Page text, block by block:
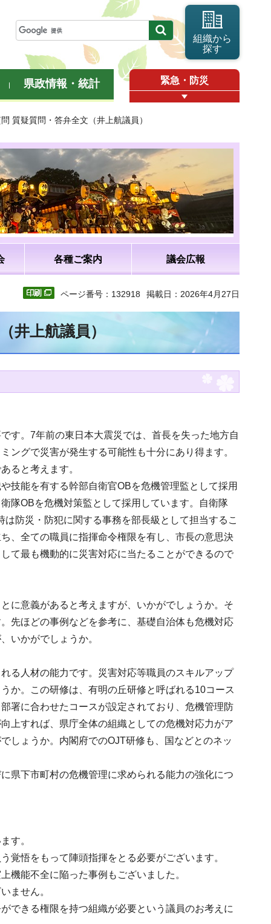
組織から
探す
県政情報・統計 緊急・防災
質疑質問・答弁全文（井上航議員）
各種ご案内 議会広報
ページ番号：132918 掲載日：2026年4月27日
井上航議員）
す。7年前の東日本大震災では、首長を失った地方自
ングで災害が発生する可能性も十分にあり得ます。
ると考えます。
技能を有する幹部自衛官OBを危機管理監として採用
隊OBを危機対策監として採用しています。自衛隊
防災・防犯に関する事務を部長級として担当するこ
、全ての職員に指揮命令権限を有し、市長の意思決
て最も機動的に災害対応に当たることができるので
に意義があると考えますが、いかがでしょうか。そ
先ほどの事例などを参考に、基礎自治体も危機対応
いかがでしょうか。
る人材の能力です。災害対応等職員のスキルアップ
か。この研修は、有明の丘研修と呼ばれる10コース
署に合わせたコースが設定されており、危機管理防
上すれば、県庁全体の組織としての危機対応力がア
しょうか。内閣府でのOJT研修も、国などとのネッ
県下市町村の危機管理に求められる能力の強化につ
す。
覚悟をもって陣頭指揮をとる必要がございます。
機能不全に陥った事例もございました。
ません。
できる権限を持つ組織が必要という議員のお考えに